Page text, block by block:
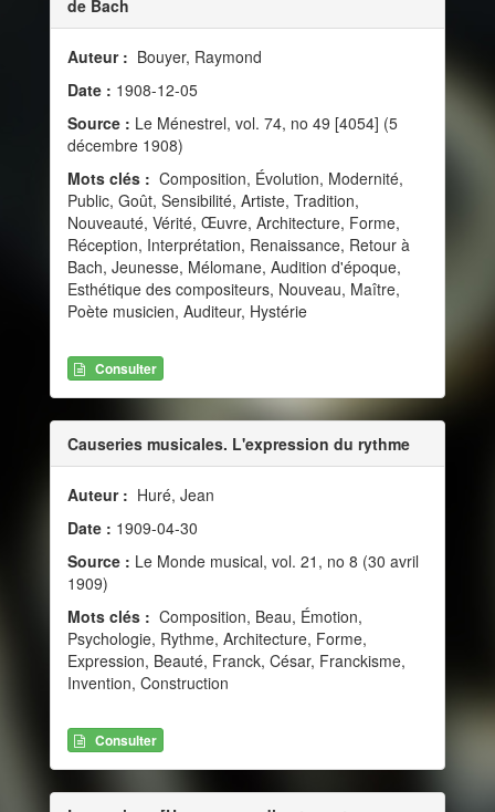
de Bach
Auteur : Bouyer, Raymond
Date : 1908-12-05
Source : Le Ménestrel, vol. 74, no 49 [4054] (5
décembre 1908)
Mots clés : Composition, Évolution, Modernité,
Public, Goût, Sensibilité, Artiste, Tradition,
Nouveauté, Vérité, Œuvre, Architecture, Forme,
Réception, Interprétation, Renaissance, Retour à
Bach, Jeunesse, Mélomane, Audition d'époque,
Esthétique des compositeurs, Nouveau, Maître,
Poète musicien, Auditeur, Hystérie
Consulter
Causeries musicales. L'expression du rythme
Auteur : Huré, Jean
Date : 1909-04-30
Source : Le Monde musical, vol. 21, no 8 (30 avril
1909)
Mots clés : Composition, Beau, Émotion,
Psychologie, Rythme, Architecture, Forme,
Expression, Beauté, Franck, César, Franckisme,
Invention, Construction
Consulter